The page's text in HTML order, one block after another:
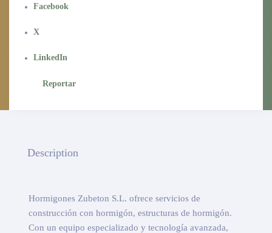
Facebook
X
LinkedIn
Reportar
Description
Hormigones Zubeton S.L. ofrece servicios de
construcción con hormigón, estructuras de hormigón.
Con un equipo especializado y tecnología avanzada,